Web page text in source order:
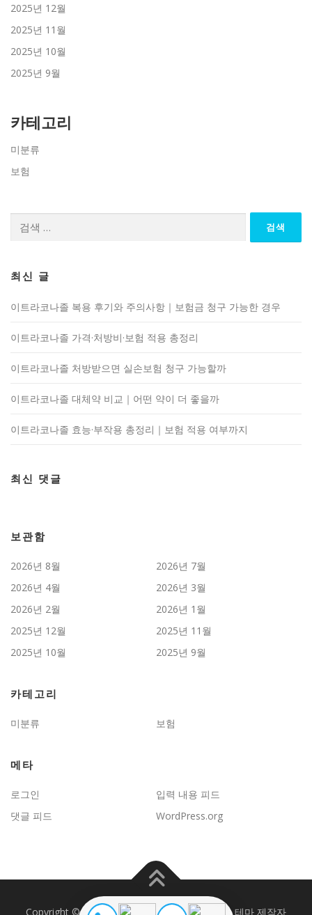
2025년 12월
2025년 11월
2025년 10월
2025년 9월
카테고리
미분류
보험
최신 글
이트라코나졸 복용 후기와 주의사항｜보험금 청구 가능한 경우
이트라코나졸 가격·처방비·보험 적용 총정리
이트라코나졸 처방받으면 실손보험 청구 가능할까
이트라코나졸 대체약 비교｜어떤 약이 더 좋을까
이트라코나졸 효능·부작용 총정리｜보험 적용 여부까지
최신 댓글
보관함
2026년 8월
2026년 7월
2026년 4월
2026년 3월
2026년 2월
2026년 1월
2025년 12월
2025년 11월
2025년 10월
2025년 9월
카테고리
미분류 보험
메타
로그인
입력 내용 피드
댓글 피드
WordPress.org
Copyright © 2026 JD보험문제연구– OnePress테마 제작자